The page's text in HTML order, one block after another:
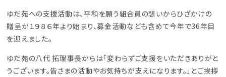
ゆだ苑への支援活動は、平和を願う組合員の想いからひざかけの
贈呈が１９８６年より始まり、募金活動なども含めて今年で36年目
を迎えました。
ゆだ苑の八代 拓理事長からは「変わらずご支援をいただきありがと
うございます。皆さまの活動やお気持ちが支えになります。」とご挨拶